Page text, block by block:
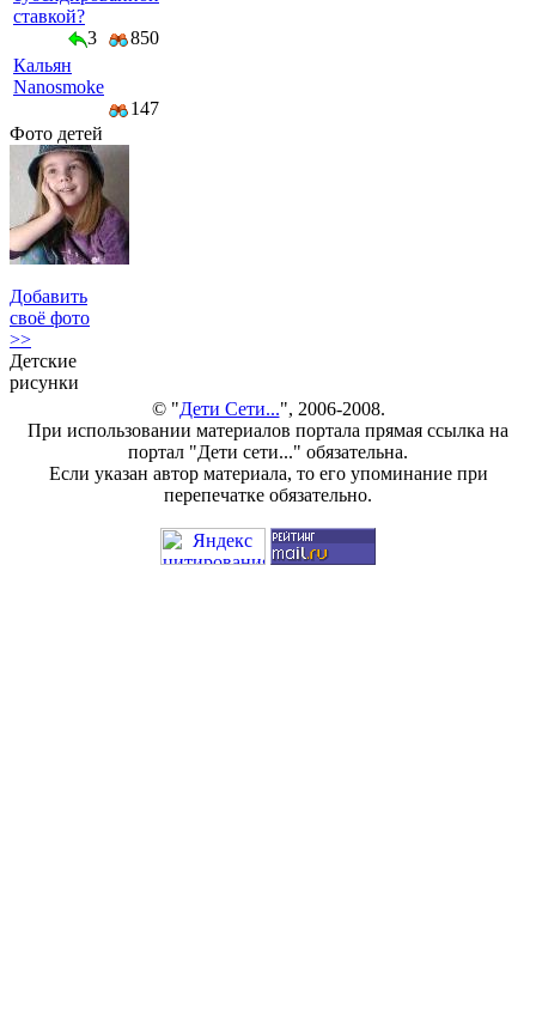
ставкой?
3
850
Кальян
Nanosmoke
147
Фото детей
Добавить
своё фото
>>
Детские
рисунки
© "Дети Сети...", 2006-2008.
При использовании материалов портала прямая ссылка на
портал "Дети сети..." обязательна.
Если указан автор материала, то его упоминание при
перепечатке обязательно.